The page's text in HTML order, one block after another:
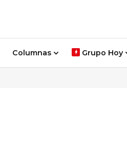
Columnas Grupo Hoy